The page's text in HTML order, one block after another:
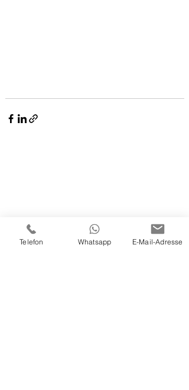
Telefon Whatsapp E-Mail-Adresse